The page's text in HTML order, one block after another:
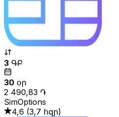
3 ԳԲ
30 օր
2 490,83 ֏
SimOptions
4,6 (3,7 հզր)